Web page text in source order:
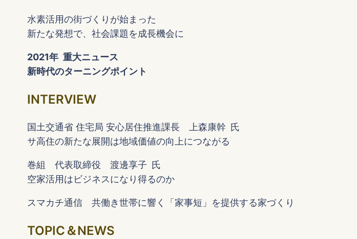
水素活用の街づくりが始まった
新たな発想で、社会課題を成長機会に
2021年 重大ニュース
新時代のターニングポイント
INTERVIEW
国土交通省 住宅局 安心居住推進課長 上森康幹 氏
サ高住の新たな展開は地域価値の向上につながる
巻組 代表取締役 渡邊享子 氏
空家活用はビジネスになり得るのか
スマカチ通信 共働き世帯に響く「家事短」を提供する家づくり
TOPIC＆NEWS